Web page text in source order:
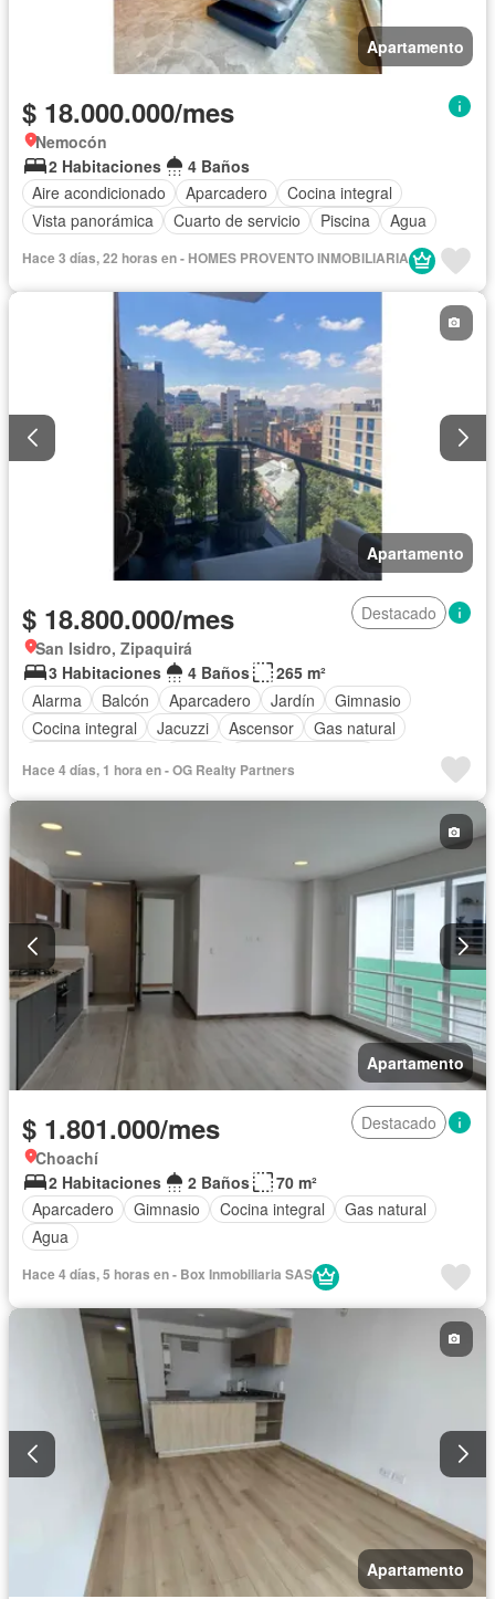
Apartamento
$ 18.000.000/mes
Nemocón
2 Habitaciones
4 Baños
Aire acondicionado
Aparcadero
Cocina integral
Vista panorámica
Cuarto de servicio Piscina Agua
Hace 3 días, 22 horas en - HOMES PROVENTO INMOBILIARIA
Apartamento
$ 18.800.000/mes
Destacado
San Isidro, Zipaquirá
3 Habitaciones
4 Baños
265 m²
Alarma
Balcón Aparcadero Jardín
Gimnasio
Cocina integral
Jacuzzi Ascensor
Gas natural
Cuarto de servicio
Patio
Hace 4 días, 1 hora en - OG Realty Partners
Apartamento
$ 1.801.000/mes
Destacado
Choachí
2 Habitaciones
2 Baños
70 m²
Aparcadero
Gimnasio Cocina integral
Gas natural
Agua
Hace 4 días, 5 horas en - Box Inmobiliaria SAS
Apartamento